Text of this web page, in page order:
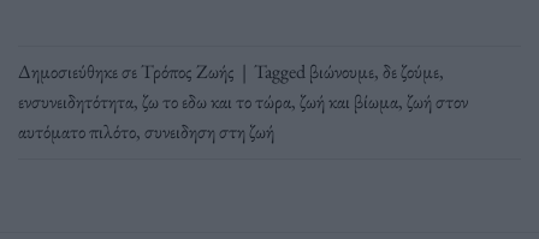
Δημοσιεύθηκε σεΤρόπος Ζωής | Taggedβιώνουμε,δε ζούμε,
ενσυνειδητότητα,ζω το εδω και το τώρα,ζωή και βίωμα,ζωή στον
αυτόματο πιλότο,συνειδηση στη ζωή